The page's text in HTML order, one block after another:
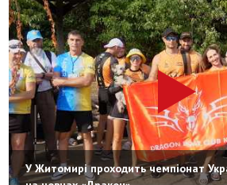
У Житомирі проходить чемпіонат